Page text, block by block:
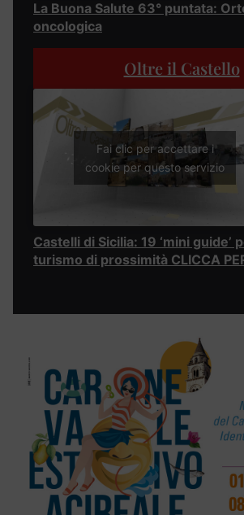
La Buona Salute 63° puntata:
oncologica
Oltre il Castello
Fai clic per accettare i
cookie per questo servizio
Castelli di Sicilia: 19 ‘mini guide’
turismo di prossimità CLICCA